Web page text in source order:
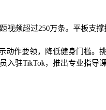
视频超过250万条。平板支
作要领，降低健身门槛。
驻TikTok，推出专业指导